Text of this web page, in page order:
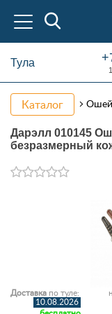
Тула
Каталог
Дарэлл 010145
безразмерный
Доставка по туле:
10.08.2026